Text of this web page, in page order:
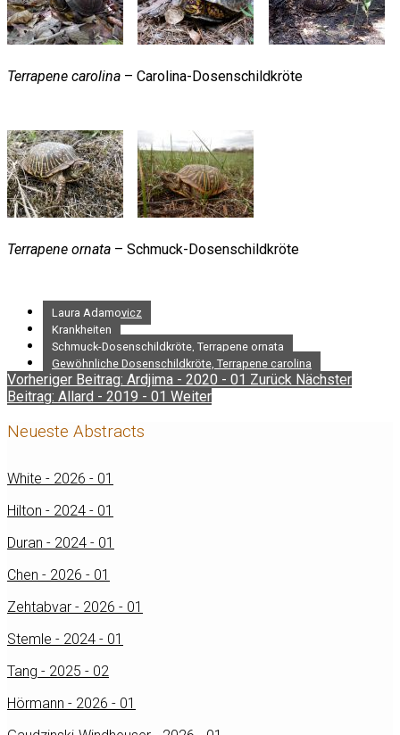
Terrapene carolina – Carolina-Dosenschildkröte
Terrapene ornata – Schmuck-Dosenschildkröte
Laura Adamovicz
Krankheiten
Schmuck-Dosenschildkröte, Terrapene ornata
Gewöhnliche Dosenschildkröte, Terrapene carolina
Vorheriger Beitrag: Ardjima - 2020 - 01 Zurück Nächster
Beitrag: Allard - 2019 - 01 Weiter
Neueste Abstracts
White - 2026 - 01
Hilton - 2024 - 01
Duran - 2024 - 01
Chen - 2026 - 01
Zehtabvar - 2026 - 01
Stemle - 2024 - 01
Tang - 2025 - 02
Hörmann - 2026 - 01